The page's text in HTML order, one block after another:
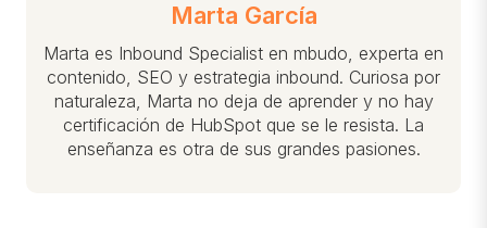
Marta García
Marta es Inbound Specialist en mbudo, experta en
contenido, SEO y estrategia inbound. Curiosa por
naturaleza, Marta no deja de aprender y no hay
certificación de HubSpot que se le resista. La
enseñanza es otra de sus grandes pasiones.